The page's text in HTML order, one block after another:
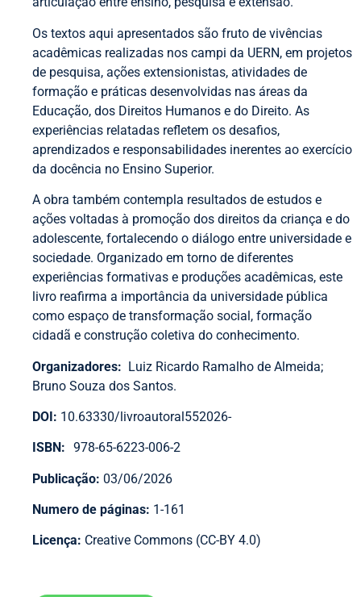
Os textos aqui apresentados são fruto de vivências
acadêmicas realizadas nos campi da UERN, em projetos
de pesquisa, ações extensionistas, atividades de
formação e práticas desenvolvidas nas áreas da
Educação, dos Direitos Humanos e do Direito. As
experiências relatadas refletem os desafios,
aprendizados e responsabilidades inerentes ao exercício
da docência no Ensino Superior.
A obra também contempla resultados de estudos e
ações voltadas à promoção dos direitos da criança e do
adolescente, fortalecendo o diálogo entre universidade e
sociedade. Organizado em torno de diferentes
experiências formativas e produções acadêmicas, este
livro reafirma a importância da universidade pública
como espaço de transformação social, formação
cidadã e construção coletiva do conhecimento.
Organizadores: Luiz Ricardo Ramalho de Almeida;
Bruno Souza dos Santos.
DOI: 10.63330/livroautoral552026-
ISBN: 978-65-6223-006-2
Publicação: 03/06/2026
Numero de páginas: 1-161
Licença: Creative Commons (CC-BY 4.0)